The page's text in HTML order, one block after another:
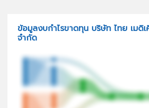
ข้อมูลงบกำไรขาดทุน บริษัท ไทย เมดิ
จำกัด